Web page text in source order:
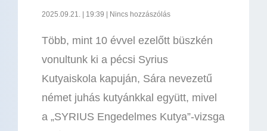
2025.09.21. 19:39 Nincs hozzászólás
Több, mint 10 évvel ezelőtt büszkén
vonultunk ki a pécsi Syrius
Kutyaiskola kapuján, Sára nevezetű
német juhás kutyánkkal együtt, mivel
a „SYRIUS Engedelmes Kutya”-vizsga